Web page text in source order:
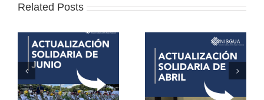
Related Posts